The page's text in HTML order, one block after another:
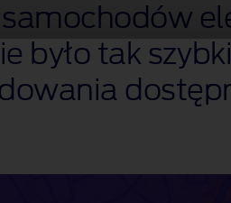
było tak